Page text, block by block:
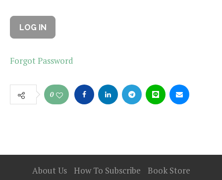
Forgot Password
0
About Us How To Subscribe
Book Store